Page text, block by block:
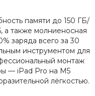
памяти до 150 ГБ/
а также молниеносная
заряда всего за 30
инструментом для
монтаж
— iPad Pro на M5
лёгкостью.